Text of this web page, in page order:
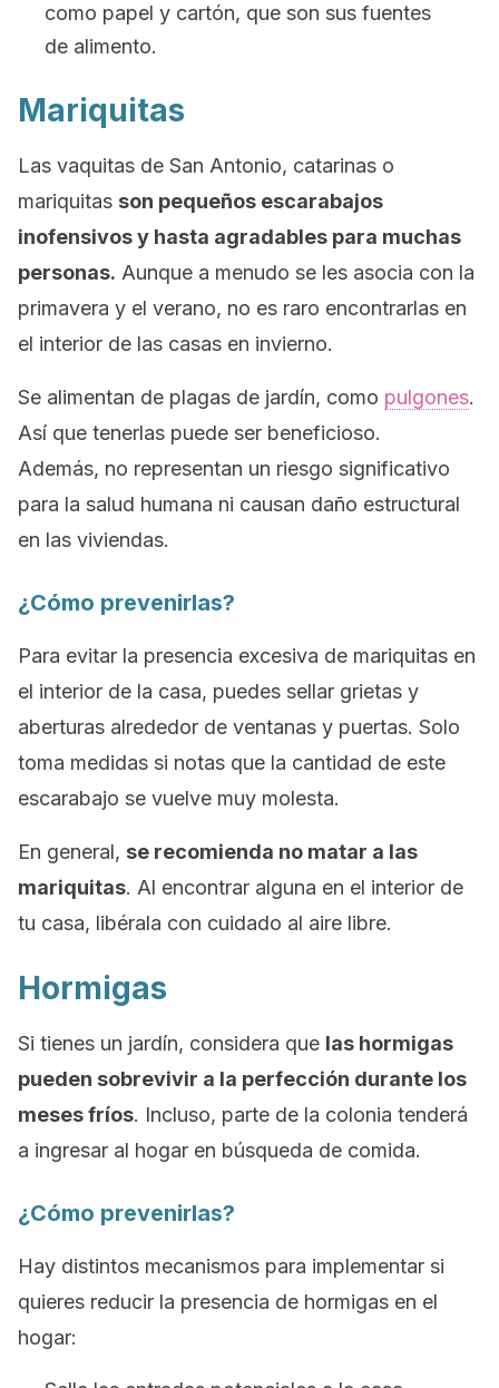
como papel y cartón, que son sus fuentes
de alimento.
Mariquitas
Las vaquitas de San Antonio, catarinas o
mariquitas son pequeños escarabajos
inofensivos y hasta agradables para muchas
personas. Aunque a menudo se les asocia con la
primavera y el verano, no es raro encontrarlas en
el interior de las casas en invierno.
Se alimentan de plagas de jardín, como pulgones.
Así que tenerlas puede ser beneficioso.
Además, no representan un riesgo significativo
para la salud humana ni causan daño estructural
en las viviendas.
¿Cómo prevenirlas?
Para evitar la presencia excesiva de mariquitas en
el interior de la casa, puedes sellar grietas y
aberturas alrededor de ventanas y puertas. Solo
toma medidas si notas que la cantidad de este
escarabajo se vuelve muy molesta.
En general, se recomienda no matar a las
mariquitas. Al encontrar alguna en el interior de
tu casa, libérala con cuidado al aire libre.
Hormigas
Si tienes un jardín, considera que las hormigas
pueden sobrevivir a la perfección durante los
meses fríos. Incluso, parte de la colonia tenderá
a ingresar al hogar en búsqueda de comida.
¿Cómo prevenirlas?
Hay distintos mecanismos para implementar si
quieres reducir la presencia de hormigas en el
hogar: